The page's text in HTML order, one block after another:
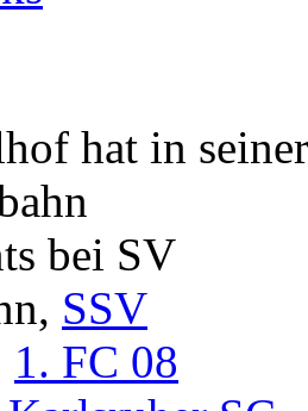
hat in seiner
bei SV
SSV
1. FC 08